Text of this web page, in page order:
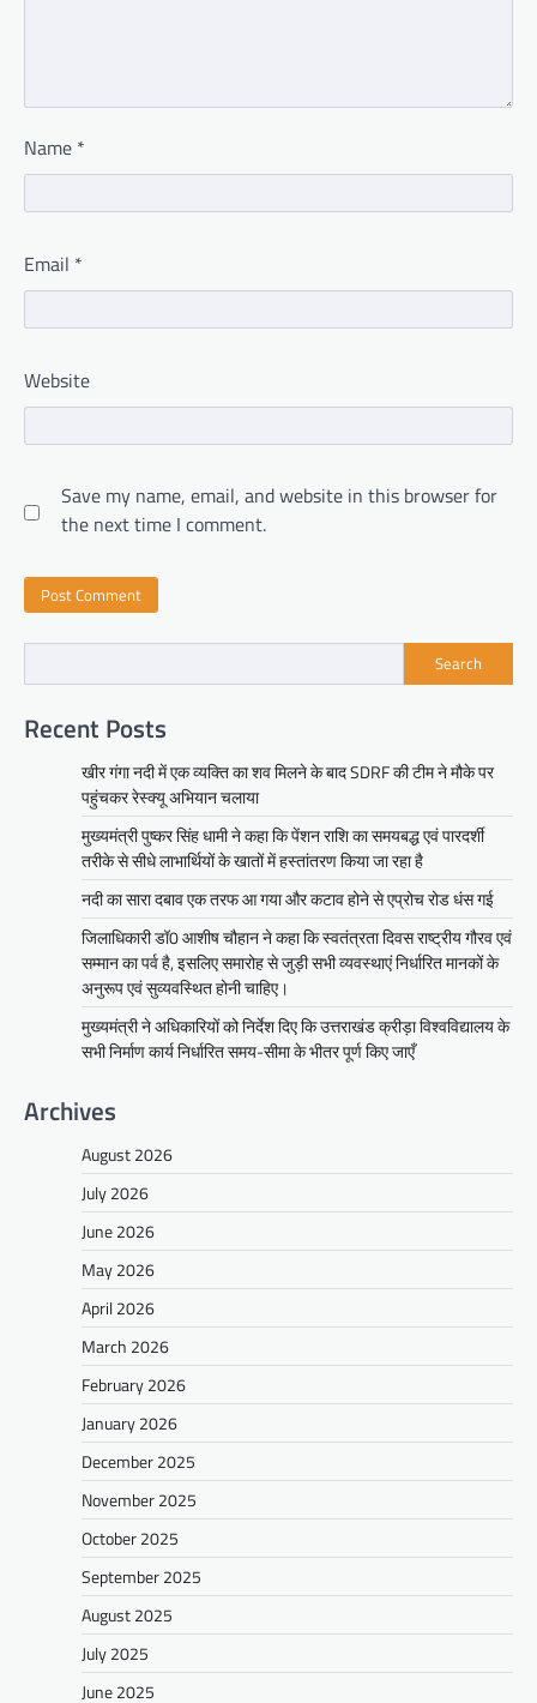
Name *
Email *
Website
Save my name, email, and website in this browser for
the next time I comment.
Search
Recent Posts
खीर गंगा नदी में एक व्यक्ति का शव मिलने के बाद SDRF की टीम ने मौके पर
पहुंचकर रेस्क्यू अभियान चलाया
मुख्यमंत्री पुष्कर सिंह धामी ने कहा कि पेंशन राशि का समयबद्ध एवं पारदर्शी
तरीके से सीधे लाभार्थियों के खातों में हस्तांतरण किया जा रहा है
नदी का सारा दबाव एक तरफ आ गया और कटाव होने से एप्रोच रोड धंस गई
जिलाधिकारी डॉ0 आशीष चौहान ने कहा कि स्वतंत्रता दिवस राष्ट्रीय गौरव एवं
सम्मान का पर्व है, इसलिए समारोह से जुड़ी सभी व्यवस्थाएं निर्धारित मानकों के
अनुरूप एवं सुव्यवस्थित होनी चाहिए।
मुख्यमंत्री ने अधिकारियों को निर्देश दिए कि उत्तराखंड क्रीड़ा विश्वविद्यालय के
सभी निर्माण कार्य निर्धारित समय-सीमा के भीतर पूर्ण किए जाएँ
Archives
August 2026
July 2026
June 2026
May 2026
April 2026
March 2026
February 2026
January 2026
December 2025
November 2025
October 2025
September 2025
August 2025
July 2025
June 2025